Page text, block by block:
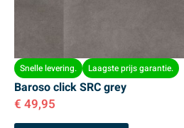
Snelle levering. Laagste prijs garantie.
Baroso click SRC grey
€ 49,95